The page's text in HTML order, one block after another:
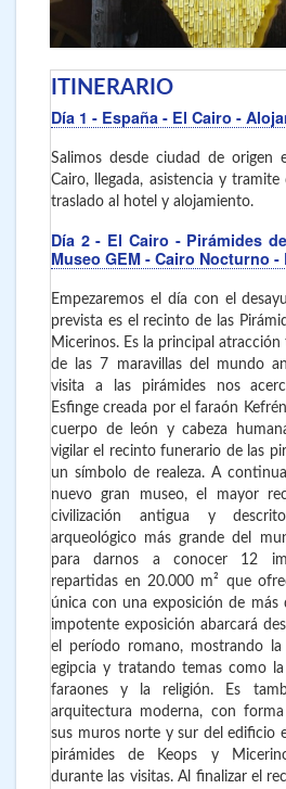
ITINERARIO
Día 1 - España - El Cairo -
Salimos desde ciudad de origen
Cairo, llegada, asistencia y
traslado al hotel y alojamiento.
Día 2 - El Cairo - Pirámides
Museo GEM - Cairo Nocturno
Empezaremos el día con el
prevista es el recinto de las
Micerinos. Es la principal
de las 7 maravillas del mundo
visita a las pirámides nos
Esfinge creada por el faraón
cuerpo de león y cabeza
vigilar el recinto funerario de las
un símbolo de realeza. A
nuevo gran museo, el mayor
civilización antigua y
arqueológico más grande del
para darnos a conocer 12
repartidas en 20.000 m² que
única con una exposición de más
impotente exposición abarcará
el período romano, mostrando
egipcia y tratando temas como
faraones y la religión. Es
arquitectura moderna, con
sus muros norte y sur del edificio
pirámides de Keops y
durante las visitas. Al finalizar el